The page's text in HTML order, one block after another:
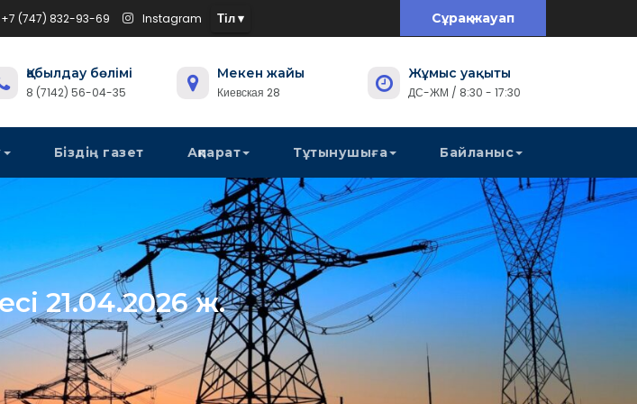
Тіл ▾
+7 (747) 832-93-69 Instagram Сұрақ-жауап
Қабылдау бөлімі
8 (7142) 56-04-35
Мекен жайы
Киевская 28
Жұмыс уақыты
ДС-ЖМ / 8:30 - 17:30
Біздің газет Ақпарат Тұтынушыға Байланыс
21.04.2026 ж.